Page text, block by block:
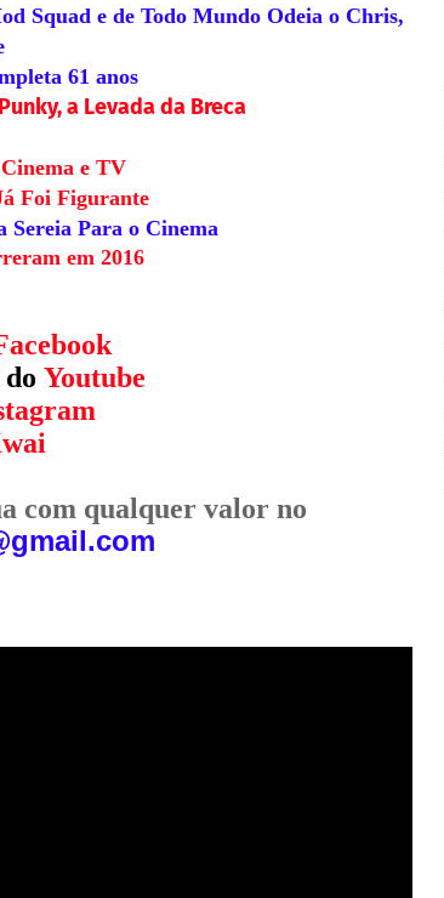
Squad e de Todo Mundo Odeia o Chris,
61 anos
a Levada da Breca
e TV
Foi Figurante
Sereia Para o Cinema
em 2016
Youtube
com qualquer valor no